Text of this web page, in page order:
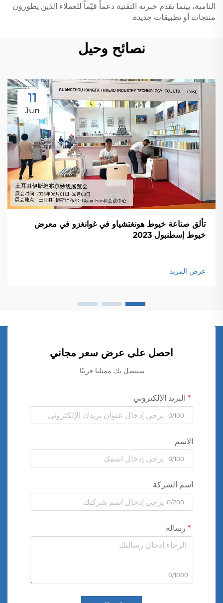
النامية، بينما يقدم خبرته التقنية دعماً قيّماً للعملاء الذين يطورون
منتجات أو تطبيقات جديدة.
نصائح وحيل
11
Jun
تألق صناعة خيوط هونغتشياو في غوانغزو في معرض
خيوط إسطنبول 2023
عرض المزيد
احصل على عرض سعر مجاني
سيتصل بك ممثلنا قريبًا.
البريد الإلكتروني
0/100
الاسم
0/100
اسم الشركة
0/200
رسالة
0/1000